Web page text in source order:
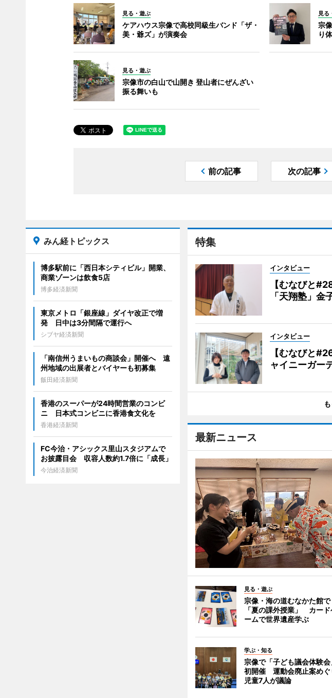
見る・遊ぶ
ケアハウス宗像で高校同級生バンド「ザ・
美・爺ズ」が演奏会
見る
宗
り
見る・遊ぶ
宗像市の白山で山開き 登山者にぜんざい
振る舞いも
前の記事 次の記事
特集
インタビュー
【むなびと
「天翔塾」金
インタビュー
【むなびと
ャイニーガー
最新ニュース
見る・遊ぶ
宗像・海の道むなかた館で
「夏の課外授業」 カード
ームで世界遺産学ぶ
学ぶ・知る
宗像で「子ども議会体験会
初開催 運動会廃止案めぐ
児童7人が議論
みん経トピックス
博多駅前に「西日本シティビル」開業、
商業ゾーンは飲食5店
博多経済新聞
東京メトロ「銀座線」ダイヤ改正で増
発 日中は3分間隔で運行へ
シブヤ経済新聞
「南信州うまいもの商談会」開催へ 遠
州地域の出展者とバイヤーも初募集
飯田経済新聞
香港のスーパーが24時間営業のコンビ
ニ 日本式コンビニに香港食文化を
香港経済新聞
FC今治・アシックス里山スタジアムで
お披露目会 収容人数約1.7倍に「成長」
今治経済新聞